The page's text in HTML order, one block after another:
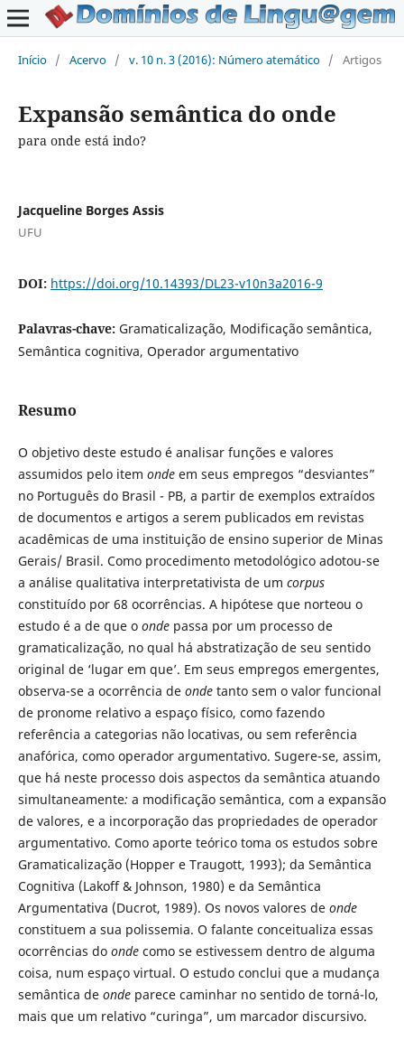
Início / Acervo / v. 10 n. 3 (2016): Número atemático / Artigos
Expansão semântica do onde
para onde está indo?
Jacqueline Borges Assis
UFU
DOI: https://doi.org/10.14393/DL23-v10n3a2016-9
Palavras-chave: Gramaticalização, Modificação semântica,
Semântica cognitiva, Operador argumentativo
Resumo
O objetivo deste estudo é analisar funções e valores
assumidos pelo item onde em seus empregos “desviantes”
no Português do Brasil - PB, a partir de exemplos extraídos
de documentos e artigos a serem publicados em revistas
acadêmicas de uma instituição de ensino superior de Minas
Gerais/ Brasil. Como procedimento metodológico adotou-se
a análise qualitativa interpretativista de um corpus
constituído por 68 ocorrências. A hipótese que norteou o
estudo é a de que oonde passa por um processo de
gramaticalização, no qual há abstratização de seu sentido
original de ‘lugar em que’. Em seus empregos emergentes,
observa-se a ocorrência de ondetanto sem o valor funcional
de pronome relativo a espaço físico, como fazendo
referência a categorias não locativas, ou sem referência
anafórica, como operador argumentativo. Sugere-se, assim,
que há neste processo dois aspectos da semântica atuando
simultaneamente: a modificação semântica, com a expansão
de valores, e a incorporação das propriedades de operador
argumentativo. Como aporte teórico toma os estudos sobre
Gramaticalização (Hopper e Traugott, 1993); da Semântica
Cognitiva (Lakoff & Johnson, 1980) e da Semântica
Argumentativa (Ducrot, 1989). Os novos valores de onde
constituem a sua polissemia. O falante conceitualiza essas
ocorrências do ondecomo se estivessem dentro de alguma
coisa, num espaço virtual. O estudo conclui que a mudança
semântica de onde parece caminhar no sentido de torná-lo,
mais que um relativo “curinga”, um marcador discursivo.